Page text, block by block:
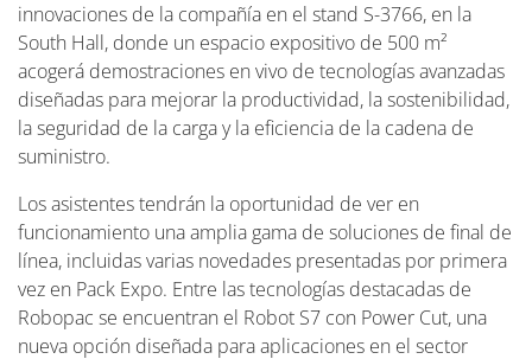
innovaciones de la compañía en el stand S-3766, en la
South Hall, donde un espacio expositivo de 500 m²
acogerá demostraciones en vivo de tecnologías avanzadas
diseñadas para mejorar la productividad, la sostenibilidad,
la seguridad de la carga y la eficiencia de la cadena de
suministro.
Los asistentes tendrán la oportunidad de ver en
funcionamiento una amplia gama de soluciones de final de
línea, incluidas varias novedades presentadas por primera
vez en Pack Expo. Entre las tecnologías destacadas de
Robopac se encuentran el Robot S7 con Power Cut, una
nueva opción diseñada para aplicaciones en el sector